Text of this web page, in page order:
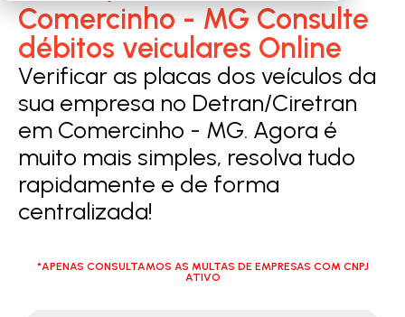
Comercinho - MG Consulte
débitos veiculares Online
Verificar as placas dos veículos da
sua empresa no Detran/Ciretran
em Comercinho - MG. Agora é
muito mais simples, resolva tudo
rapidamente e de forma
centralizada!
*APENAS CONSULTAMOS AS MULTAS DE EMPRESAS COM CNPJ
ATIVO